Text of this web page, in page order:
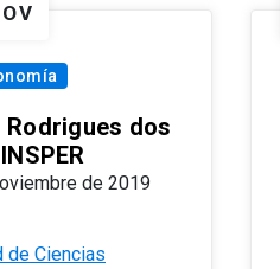
Rodrigues dos
de 2019
de Ciencias